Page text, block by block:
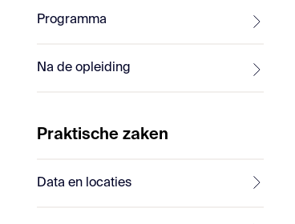
Programma
Na de opleiding
Praktische zaken
Data en locaties